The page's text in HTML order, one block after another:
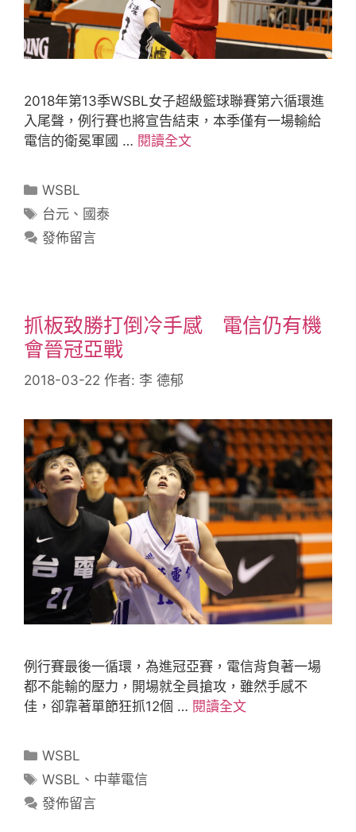
2018年第13季WSBL女子超級籃球聯賽第六循環進
入尾聲，例行賽也將宣告結束，本季僅有一場輸給
電信的衛冕軍國 … 閱讀全文
WSBL
台元 、 國泰
發佈留言
抓板致勝打倒冷手感 電信仍有機
會晉冠亞戰
2018-03-22 作者: 李 德郁
例行賽最後一循環，為進冠亞賽，電信背負著一場
都不能輸的壓力，開場就全員搶攻，雖然手感不
佳，卻靠著單節狂抓12個 … 閱讀全文
WSBL
WSBL 、 中華電信
發佈留言